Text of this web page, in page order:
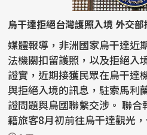
烏干達拒絕台灣護照入境 外交
媒體報導，非洲國家烏干達近
法機關扣留護照，以及拒絕入
證實，近期接獲民眾在烏干達
與拒絕入境的訊息，駐索馬利
證問題與烏國聯繫交涉。 聯合報今天報導指出，1名台
籍旅客8月初前往烏干達觀光